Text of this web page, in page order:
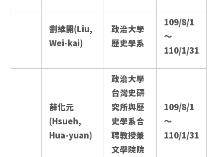
劉維開(Liu,
Wei-kai)
政治大學
歷史學系
109/8/1
～
110/1/31
薛化元
(Hsueh,
Hua-yuan)
政治大學
台灣史研
究所與歷
史學系合
聘教授兼
文學院院
109/8/1
～
110/1/31